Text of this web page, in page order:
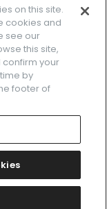
twitter
Settings
社の商標です。
on this site.
cookies and
see our
this site,
your
by
footer of